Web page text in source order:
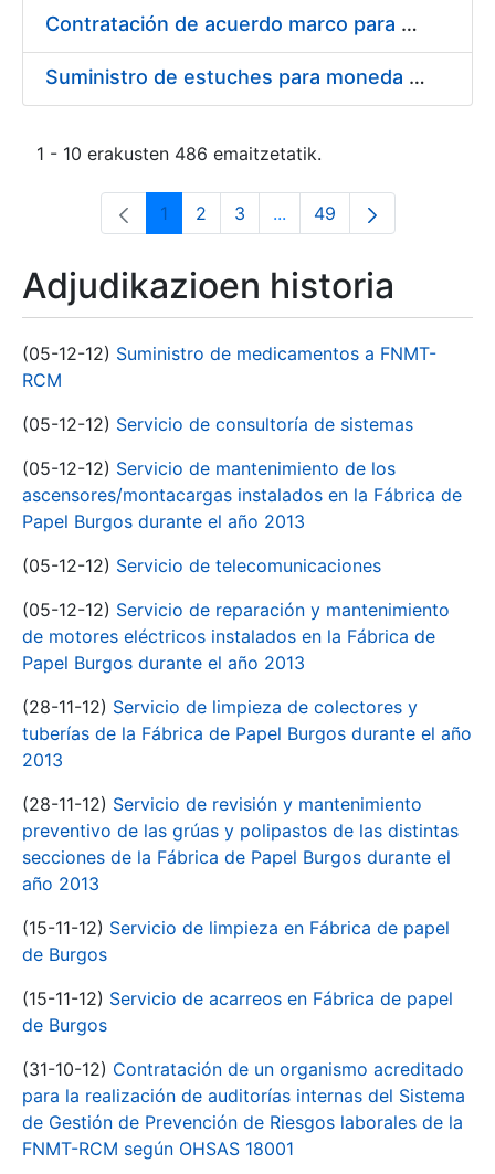
Contratación de acuerdo marco para el Suministro de Material de Electricidad para la Fábrica Nacional de Moneda y Timbre-Real Casa de la Moneda en su centro de trabajo de Burgos
Suministro de estuches para moneda de 30 €
1 - 10 erakusten 486 emaitzetatik.
Orrialdea
1 Orrialdea
2 Orrialdea
3 ...Intermediate Pages Use
Orrialdea
49
Adjudikazioen historia
(05-12-12) Suministro de medicamentos a FNMT-
RCM
(05-12-12) Servicio de consultoría de sistemas
(05-12-12) Servicio de mantenimiento de los
ascensores/montacargas instalados en la Fábrica de
Papel Burgos durante el año 2013
(05-12-12) Servicio de telecomunicaciones
(05-12-12) Servicio de reparación y mantenimiento
de motores eléctricos instalados en la Fábrica de
Papel Burgos durante el año 2013
(28-11-12) Servicio de limpieza de colectores y
tuberías de la Fábrica de Papel Burgos durante el año
2013
(28-11-12) Servicio de revisión y mantenimiento
preventivo de las grúas y polipastos de las distintas
secciones de la Fábrica de Papel Burgos durante el
año 2013
(15-11-12) Servicio de limpieza en Fábrica de papel
de Burgos
(15-11-12) Servicio de acarreos en Fábrica de papel
de Burgos
(31-10-12) Contratación de un organismo acreditado
para la realización de auditorías internas del Sistema
de Gestión de Prevención de Riesgos laborales de la
FNMT-RCM según OHSAS 18001